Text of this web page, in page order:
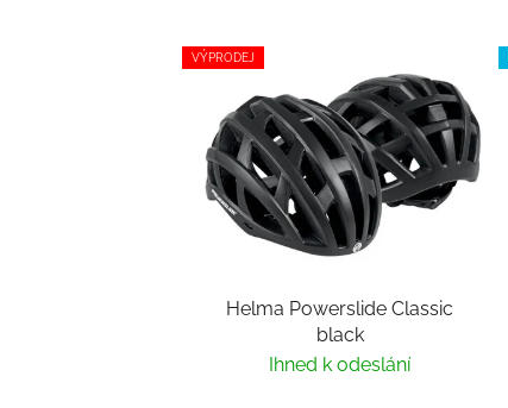
VÝPRODEJ
Helma Powerslide Classic
black
Ihned k odeslání